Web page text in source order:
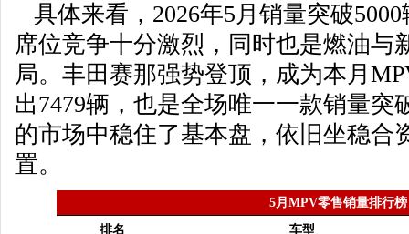
具体来看，2026年5月销量突破
席位竞争十分激烈，同时也是燃油与
局。丰田赛那强势登顶，成为本月
出7479辆，也是全场唯一一款销量突
的市场中稳住了基本盘，依旧坐稳合
置。
5月MPV零售销量排行榜
排名
车型